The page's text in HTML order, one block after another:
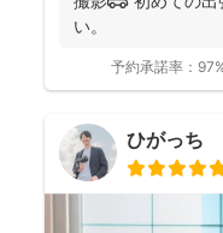
い。
予約承諾率：
ひがっち